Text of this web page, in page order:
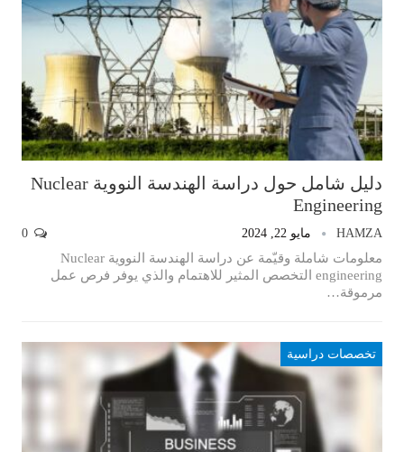
دليل شامل حول دراسة الهندسة النووية Nuclear
Engineering
HAMZA مايو 22, 2024
معلومات شاملة وقيّمة عن دراسة الهندسة النووية Nuclear
engineering التخصص المثير للاهتمام والذي يوفر فرص عمل
مرموقة…
تخصصات دراسية